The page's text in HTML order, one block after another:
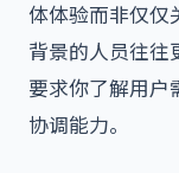
体体验而非仅仅
背景的人员往往
要求你了解用户
协调能力。